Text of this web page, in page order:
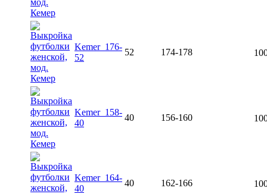
Kemer_176-
52
52 174-178
Kemer_158-
40
40 156-160
Kemer_164-
40
40 162-166